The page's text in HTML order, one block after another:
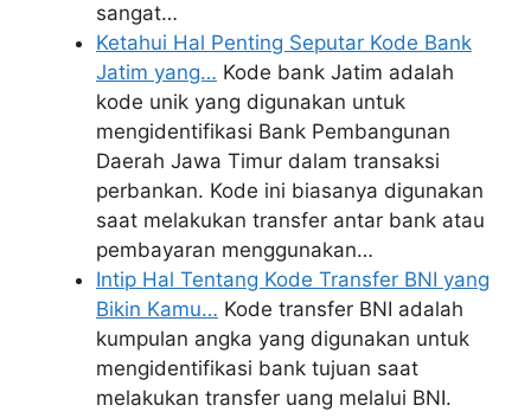
sangat…
Ketahui Hal Penting Seputar Kode Bank
Jatim yang… Kode bank Jatim adalah
kode unik yang digunakan untuk
mengidentifikasi Bank Pembangunan
Daerah Jawa Timur dalam transaksi
perbankan. Kode ini biasanya digunakan
saat melakukan transfer antar bank atau
pembayaran menggunakan…
Intip Hal Tentang Kode Transfer BNI yang
Bikin Kamu… Kode transfer BNI adalah
kumpulan angka yang digunakan untuk
mengidentifikasi bank tujuan saat
melakukan transfer uang melalui BNI.